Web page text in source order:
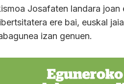
Josafaten landara
ere bai, euskal
izan genuen.